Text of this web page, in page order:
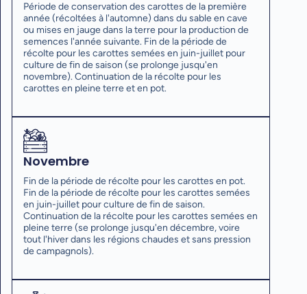
Période de conservation des carottes de la première
année (récoltées à l'automne) dans du sable en cave
ou mises en jauge dans la terre pour la production de
semences l'année suivante. Fin de la période de
récolte pour les carottes semées en juin-juillet pour
culture de fin de saison (se prolonge jusqu'en
novembre). Continuation de la récolte pour les
carottes en pleine terre et en pot.
Novembre
Fin de la période de récolte pour les carottes en pot.
Fin de la période de récolte pour les carottes semées
en juin-juillet pour culture de fin de saison.
Continuation de la récolte pour les carottes semées en
pleine terre (se prolonge jusqu'en décembre, voire
tout l'hiver dans les régions chaudes et sans pression
de campagnols).